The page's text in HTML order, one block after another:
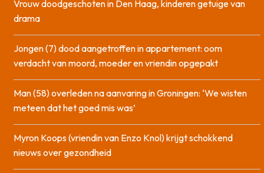
Vrouw doodgeschoten in Den Haag, kinderen getuige van
drama
Jongen (7) dood aangetroffen in appartement: oom
verdacht van moord, moeder en vriendin opgepakt
Man (58) overleden na aanvaring in Groningen: ‘We wisten
meteen dat het goed mis was’
Myron Koops (vriendin van Enzo Knol) krijgt schokkend
nieuws over gezondheid